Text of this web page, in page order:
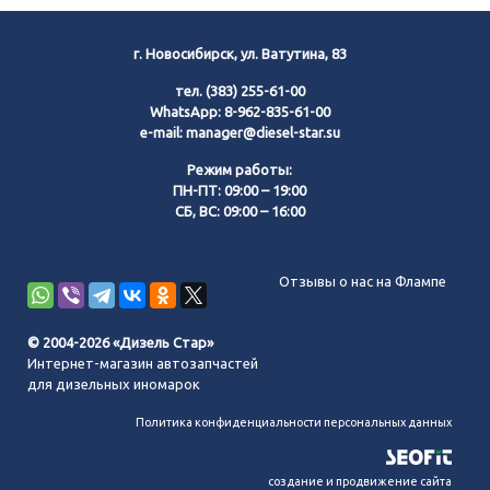
г. Новосибирск, ул. Ватутина, 83
тел. (383) 255-61-00
WhatsApp: 8-962-835-61-00
e-mail: manager@diesel-star.su
Режим работы:
ПН-ПТ: 09:00 – 19:00
СБ, ВС: 09:00 – 16:00
Отзывы о нас на Флампе
© 2004-2026 «Дизель Стар»
Интернет-магазин автозапчастей
для дизельных иномарок
Политика конфиденциальности персональных данных
создание и продвижение сайта